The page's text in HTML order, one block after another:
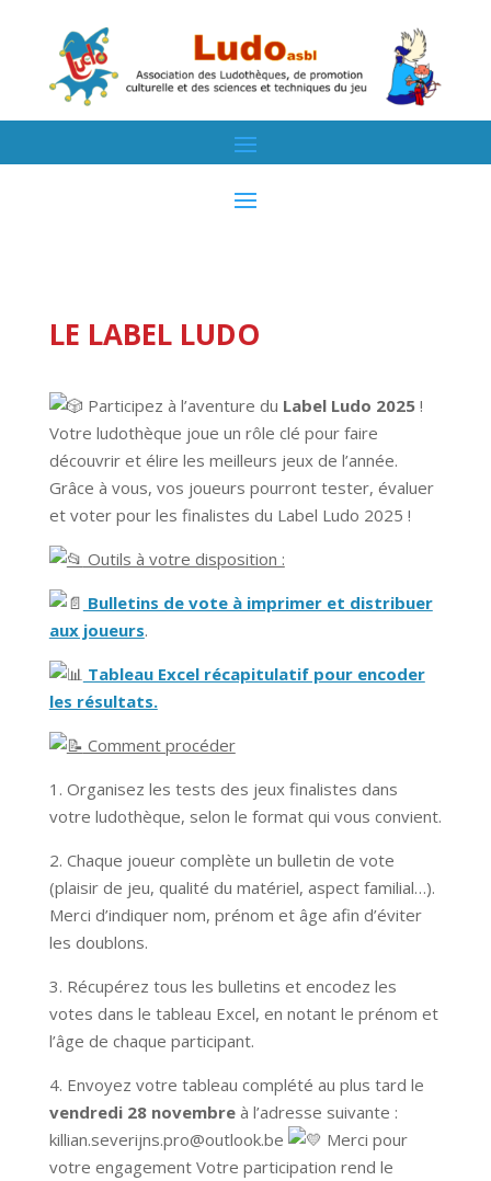
LE LABEL LUDO
Participez à l’aventure du Label Ludo 2025!
Votre ludothèque joue un rôle clé pour faire
découvrir et élire les meilleurs jeux de l’année.
Grâce à vous, vos joueurs pourront tester, évaluer
et voter pour les finalistes du Label Ludo 2025 !
Outils à votre disposition :
Bulletins de vote à imprimer et distribuer
aux joueurs.
Tableau Excel récapitulatif pour encoder
les résultats.
Comment procéder
1. Organisez les tests des jeux finalistes dans
votre ludothèque, selon le format qui vous convient.
2. Chaque joueur complète un bulletin de vote
(plaisir de jeu, qualité du matériel, aspect familial…).
Merci d’indiquer nom, prénom et âge afin d’éviter
les doublons.
3. Récupérez tous les bulletins et encodez les
votes dans le tableau Excel, en notant le prénom et
l’âge de chaque participant.
4. Envoyez votre tableau complété au plus tard le
vendredi 28 novembreà l’adresse suivante :
killian.severijns.pro@outlook.be
Merci pour
votre engagement Votre participation rend le